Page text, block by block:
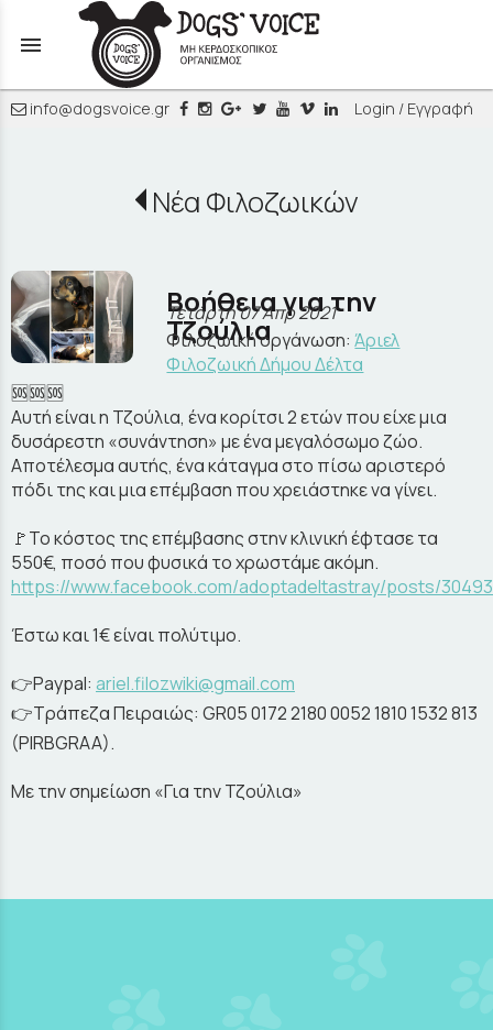
menu
info@dogsvoice.gr Login / Εγγραφή
Νέα Φιλοζωικών
Βοήθεια για την
Τζούλια
Τετάρτη 07 Απρ 2021
Φιλοζωική οργάνωση:Άριελ
Φιλοζωική Δήμου Δέλτα
🆘🆘🆘
Αυτή είναι η Τζούλια, ένα κορίτσι 2 ετών που είχε μια
δυσάρεστη «συνάντηση» με ένα μεγαλόσωμο ζώο.
Αποτέλεσμα αυτής, ένα κάταγμα στο πίσω αριστερό
πόδι της και μια επέμβαση που χρειάστηκε να γίνει.
🚩Το κόστος της επέμβασης στην κλινική έφτασε τα
550€, ποσό που φυσικά το χρωστάμε ακόμη.
https://www.facebook.com/adoptadeltastray/posts/
Έστω και 1€ είναι πολύτιμο.
👉Paypal: ariel.filozwiki@gmail.com
👉Tράπεζα Πειραιώς: GR05 0172 2180 0052 1810 1532 813
(PIRBGRAA).
Με την σημείωση «Για την Τζούλια»